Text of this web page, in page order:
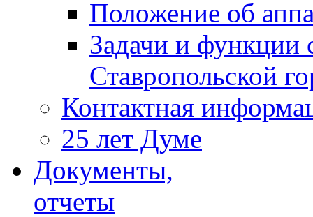
Положение об
Задачи и функции
Ставропольской
Контактная
25 лет Думе
Документы,
отчеты